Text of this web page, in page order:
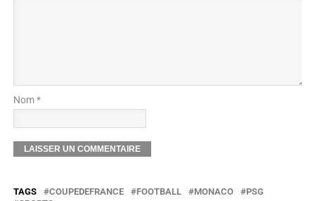
Nom *
TAGS COUPEDEFRANCE FOOTBALL MONACO
PSG